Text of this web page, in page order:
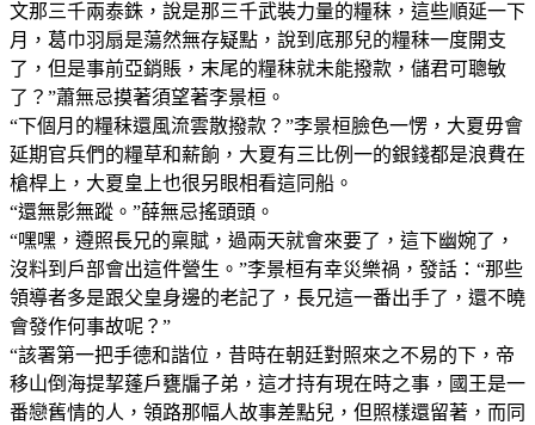
文那三千兩泰銖，說是那三千武裝力量的糧秣，這些順延一下
月，葛巾羽扇是蕩然無存疑點，說到底那兒的糧秣一度開支
了，但是事前亞銷賬，末尾的糧秣就未能撥款，儲君可聰敏
了？”蕭無忌摸著須望著李景桓。
“下個月的糧秣還風流雲散撥款？”李景桓臉色一愣，大夏毋會
延期官兵們的糧草和薪餉，大夏有三比例一的銀錢都是浪費在
槍桿上，大夏皇上也很另眼相看這同船。
“還無影無蹤。”薛無忌搖頭頭。
“嘿嘿，遵照長兄的稟賦，過兩天就會來要了，這下幽婉了，
沒料到戶部會出這件營生。”李景桓有幸災樂禍，發話：“那些
領導者多是跟父皇身邊的老記了，長兄這一番出手了，還不曉
會發作何事故呢？”
“該署第一把手德和諧位，昔時在朝廷對照來之不易的下，帝
移山倒海提挈蓬戶甕牖子弟，這才持有現在時之事，國王是一
番戀舊情的人，領路那幅人故事差點兒，但照樣還留著，而同